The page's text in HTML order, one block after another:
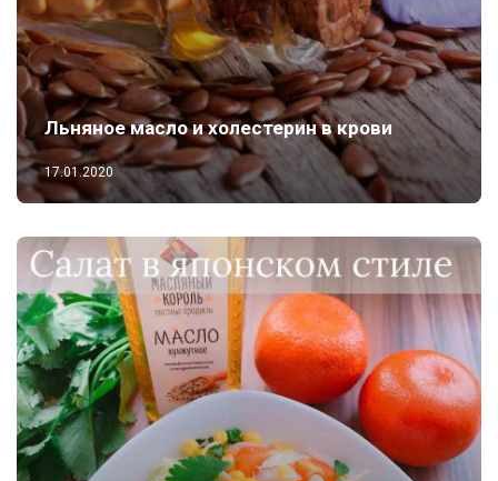
Льняное масло и холестерин в крови
17.01.2020